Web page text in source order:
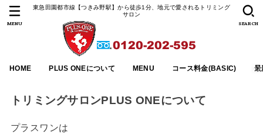
東急田園都市線【つきみ野駅】から徒歩1分、地元で愛されるトリミング
サロン
HOME PLUS ONEについて MENU コース料金(BASIC) 最
SEARCH
MENU
トリミングサロンPLUS ONEについて
プラスワンは